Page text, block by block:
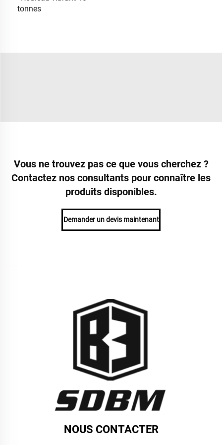
tonnes
Vous ne trouvez pas ce que vous cherchez ?
Contactez nos consultants pour connaître les
produits disponibles.
Demander un devis maintenant
NOUS CONTACTER